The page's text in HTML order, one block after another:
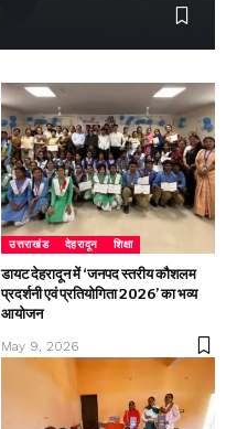
उत्तराखंड देहरादून शिक्षा
डायट देहरादून में ‘जनपद स्तरीय कौशलम
प्रदर्शनी एवं प्रतियोगिता 2026’ का भव्य
आयोजन
May 9, 2026